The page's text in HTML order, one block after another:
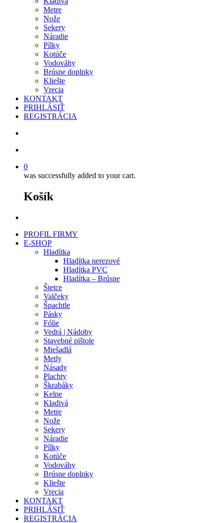
Metre
Nože
Sekery
Náradie
Pílky
Kotúče
Vodováhy
Brúsne doplnky
Kliešte
Vrecia
KONTAKT
PRIHLÁSIŤ
REGISTRÁCIA
0
was successfully added to your cart.
Košík
PROFIL FIRMY
E-SHOP
Hladítka
Hladítka nerezové
Hladítka PVC
Hladítka – Brúsne
Štetce
Valčeky
Špachtle
Pásky
Fólie
Vedrá | Nádoby
Stavebné pištole
Miešadlá
Metly
Násady
Plachty
Škrabáky
Kelne
Kladivá
Metre
Nože
Sekery
Náradie
Pílky
Kotúče
Vodováhy
Brúsne doplnky
Kliešte
Vrecia
KONTAKT
PRIHLÁSIŤ
REGISTRÁCIA